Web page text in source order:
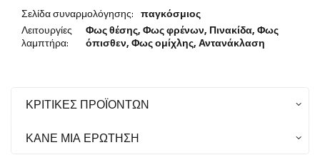
Σελίδα συναρμολόγησης: παγκόσμιος
Λειτουργίες
λαμπτήρα:
Φως θέσης,Φως φρένων, Πινακίδα,Φως
όπισθεν,Φως ομίχλης,Αντανάκλαση
ΚΡΙΤΙΚΈΣ ΠΡΟΪΌΝΤΩΝ
ΚΆΝΕ ΜΙΑ ΕΡΏΤΗΣΗ